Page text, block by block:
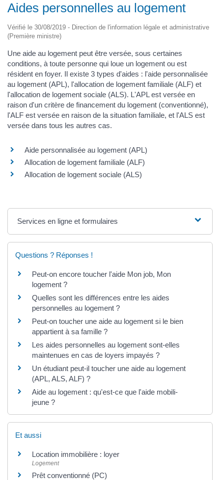
Aides personnelles au logement
Vérifié le 30/08/2019 - Direction de l'information légale et administrative
(Première ministre)
Une aide au logement peut être versée, sous certaines
conditions, à toute personne qui loue un logement ou est
résident en foyer. Il existe 3 types d'aides : l'aide personnalisée
au logement (APL), l'allocation de logement familiale (ALF) et
l'allocation de logement sociale (ALS). L'APL est versée en
raison d'un critère de financement du logement (conventionné),
l'ALF est versée en raison de la situation familiale, et l'ALS est
versée dans tous les autres cas.
Aide personnalisée au logement (APL)
Allocation de logement familiale (ALF)
Allocation de logement sociale (ALS)
Services en ligne et formulaires
Questions ? Réponses !
Peut-on encore toucher l'aide Mon job, Mon
logement ?
Quelles sont les différences entre les aides
personnelles au logement ?
Peut-on toucher une aide au logement si le bien
appartient à sa famille ?
Les aides personnelles au logement sont-elles
maintenues en cas de loyers impayés ?
Un étudiant peut-il toucher une aide au logement
(APL, ALS, ALF) ?
Aide au logement : qu'est-ce que l'aide mobili-
jeune ?
Et aussi
Location immobilière : loyer
Logement
Prêt conventionné (PC)